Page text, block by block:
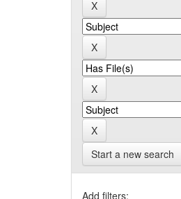
Start a new search
Add filters: